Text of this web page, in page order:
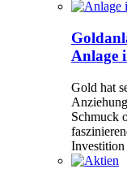
Anlage
Gold hat
Schmuck
Investition